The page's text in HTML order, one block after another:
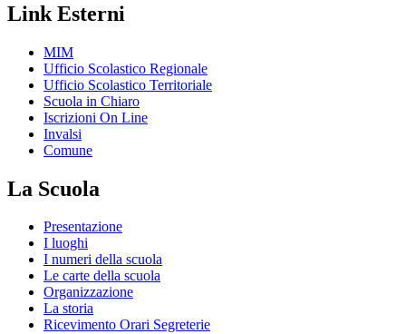
Link Esterni
MIM
Ufficio Scolastico Regionale
Ufficio Scolastico Territoriale
Scuola in Chiaro
Iscrizioni On Line
Invalsi
Comune
La Scuola
Presentazione
I luoghi
I numeri della scuola
Le carte della scuola
Organizzazione
La storia
Ricevimento Orari Segreterie